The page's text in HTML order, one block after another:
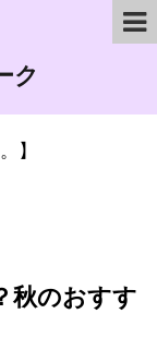
ク
】
秋のおすす